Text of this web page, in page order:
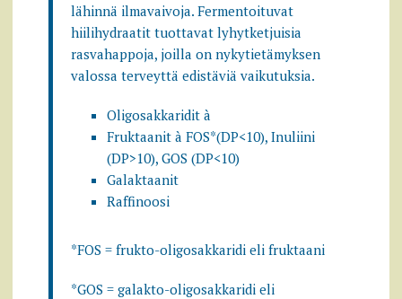
lähinnä ilmavaivoja. Fermentoituvat
hiilihydraatit tuottavat lyhytketjuisia
rasvahappoja, joilla on nykytietämyksen
valossa terveyttä edistäviä vaikutuksia.
Oligosakkaridit à
Fruktaanit à FOS*(DP<10), Inuliini
(DP>10), GOS (DP<10)
Galaktaanit
Raffinoosi
*FOS = frukto-oligosakkaridi eli fruktaani
*GOS = galakto-oligosakkaridi eli